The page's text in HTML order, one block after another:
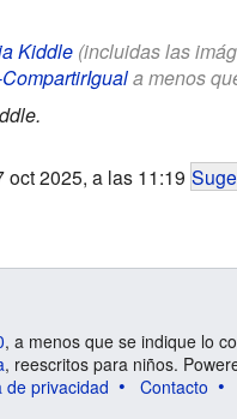
Kiddle(incluidas las
a menos
oct 2025, a las 11:19
, a menos que se indique lo
, reescritos para niños.
de privacidad Contacto